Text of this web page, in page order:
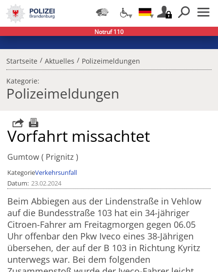
Startseite / Aktuelles / Polizeimeldungen
Kategorie:
Polizeimeldungen
Vorfahrt missachtet
Gumtow Prignitz
KategorieVerkehrsunfall
Datum 23.02.2024
Beim Abbiegen aus der Lindenstraße in Vehlow
auf die Bundesstraße 103 hat ein 34-jähriger
Citroen-Fahrer am Freitagmorgen gegen 06.05
Uhr offenbar den Pkw Iveco eines 38-Jährigen
übersehen, der auf der B 103 in Richtung Kyritz
unterwegs war. Bei dem folgenden
Notruf 110